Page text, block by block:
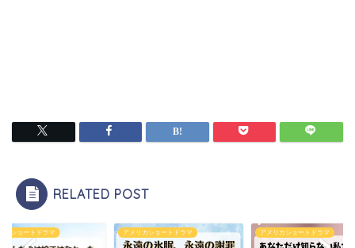
RELATED POST
カショートドラマ アメリカショートドラマ アメリカショートドラマ